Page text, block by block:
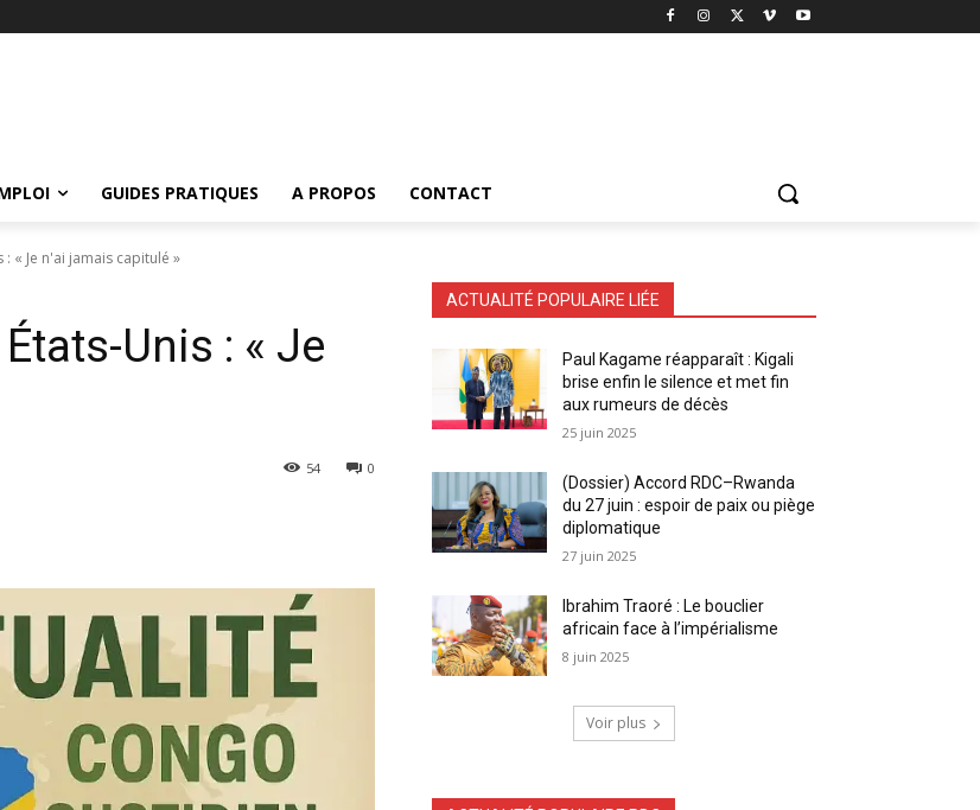
GUIDES PRATIQUES A PROPOS CONTACT
« Je n'ai jamais capitulé »
Unis : « Je
0
54
ACTUALITÉ POPULAIRE LIÉE
Paul Kagame réapparaît : Kigali
brise enfin le silence et met fin
aux rumeurs de décès
25 juin 2025
(Dossier) Accord RDC–Rwanda
du 27 juin : espoir de paix ou piège
diplomatique
27 juin 2025
Ibrahim Traoré : Le bouclier
africain face à l’impérialisme
8 juin 2025
Voir plus